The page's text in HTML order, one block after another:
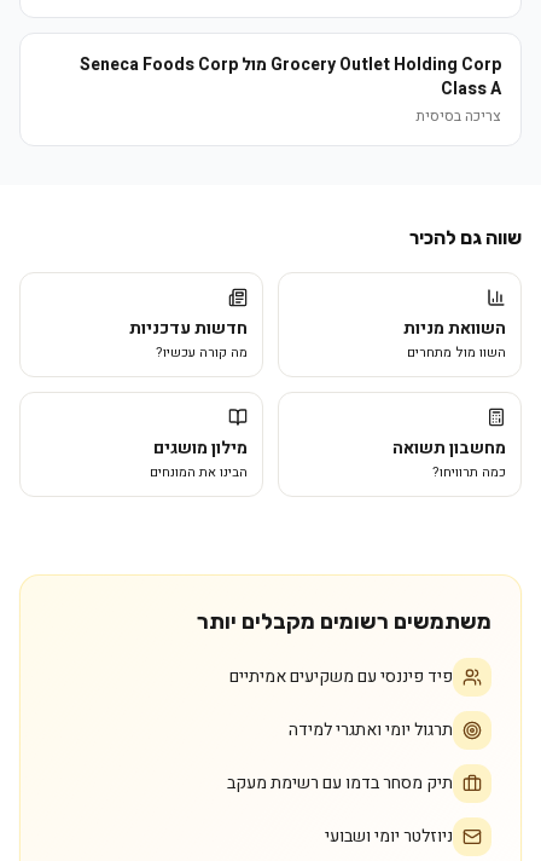
Grocery Outlet Holding Corp מול Seneca Foods Corp
Class A
צריכה בסיסית
שווה גם להכיר
השוואת מניות
השוו מול מתחרים
חדשות עדכניות
מה קורה עכשיו?
מחשבון תשואה
כמה תרוויחו?
מילון מושגים
הבינו את המונחים
משתמשים רשומים מקבלים יותר
פיד פיננסי עם משקיעים אמיתיים
תרגול יומי ואתגרי למידה
תיק מסחר בדמו עם רשימת מעקב
ניוזלטר יומי ושבועי